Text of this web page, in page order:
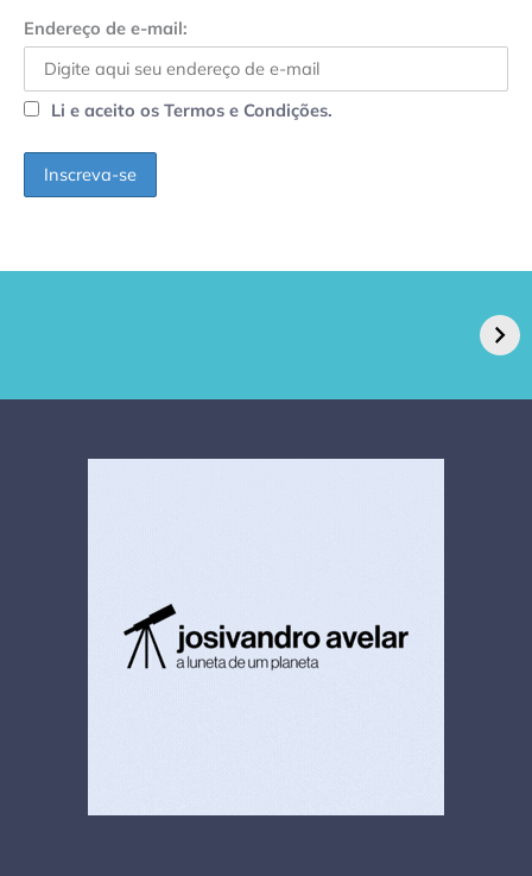
Endereço de e-mail:
Li e aceito os Termos e Condições.